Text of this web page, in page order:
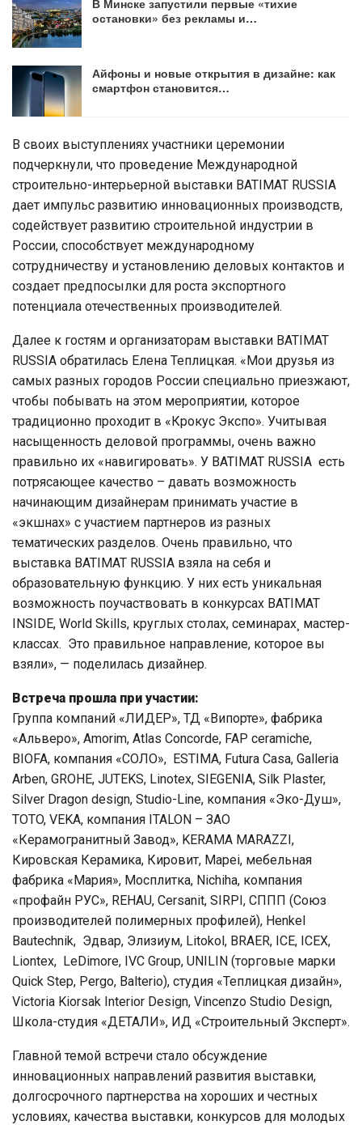
В Минске запустили первые «тихие
остановки» без рекламы и…
Айфоны и новые открытия в дизайне: как
смартфон становится…
В своих выступлениях участники церемонии
подчеркнули, что проведение Международной
строительно-интерьерной выставки BATIMAT RUSSIA
дает импульс развитию инновационных производств,
содействует развитию строительной индустрии в
России, способствует международному
сотрудничеству и установлению деловых контактов и
создает предпосылки для роста экспортного
потенциала отечественных производителей.
Далее к гостям и организаторам выставки BATIMAT
RUSSIA обратилась Елена Теплицкая. «Мои друзья из
самых разных городов России специально приезжают,
чтобы побывать на этом мероприятии, которое
традиционно проходит в «Крокус Экспо». Учитывая
насыщенность деловой программы, очень важно
правильно их «навигировать». У BATIMAT RUSSIA есть
потрясающее качество – давать возможность
начинающим дизайнерам принимать участие в
«экшнах» с участием партнеров из разных
тематических разделов. Очень правильно, что
выставка BATIMAT RUSSIA взяла на себя и
образовательную функцию. У них есть уникальная
возможность поучаствовать в конкурсах BATIMAT
INSIDE, World Skills, круглых столах, семинарах¸ мастер-
классах. Это правильное направление, которое вы
взяли», — поделилась дизайнер.
Встреча прошла при участии:
Группа компаний «ЛИДЕР», ТД «Випорте», фабрика
«Альверо», Amorim, Atlas Concorde, FAP ceramiche,
BIOFA, компания «СОЛО», ESTIMA, Futura Casa, Galleria
Arben, GROHE, JUTEKS, Linotex, SIEGENIA, Silk Plaster,
Silver Dragon design, Studio-Line, компания «Эко-Душ»,
TOTO, VEKA, компания ITALON – ЗАО
«Керамогранитный Завод», KERAMA MARAZZI,
Кировская Керамика, Кировит, Mapei, мебельная
фабрика «Мария», Мосплитка, Nichiha, компания
«профайн РУС», REHAU, Cersanit, SIRPI, СППП (Союз
производителей полимерных профилей), Henkel
Bautechnik, Эдвар, Элизиум, Litokol, BRAER, ICE, ICEX,
Liontex, LeDimore, IVC Group, UNILIN (торговые марки
Quick Step, Pergo, Balterio), студия «Теплицкая дизайн»,
Victoria Kiorsak Interior Design, Vincenzo Studio Design,
Школа-студия «ДЕТАЛИ», ИД «Строительный Эксперт».
Главной темой встречи стало обсуждение
инновационных направлений развития выставки,
долгосрочного партнерства на хороших и честных
условиях, качества выставки, конкурсов для молодых